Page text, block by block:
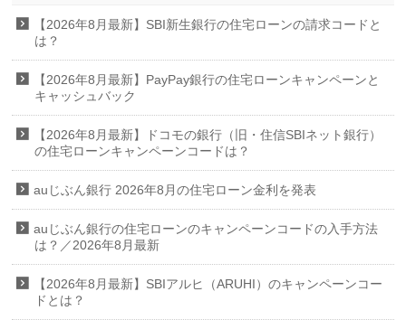
【2026年8月最新】SBI新生銀行の住宅ローンの請求コードと
は？
【2026年8月最新】PayPay銀行の住宅ローンキャンペーンと
キャッシュバック
【2026年8月最新】ドコモの銀行（旧・住信SBIネット銀行）
の住宅ローンキャンペーンコードは？
auじぶん銀行 2026年8月の住宅ローン金利を発表
auじぶん銀行の住宅ローンのキャンペーンコードの入手方法
は？／2026年8月最新
【2026年8月最新】SBIアルヒ（ARUHI）のキャンペーンコー
ドとは？